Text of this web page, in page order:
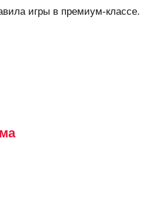
игры в премиум-классе.